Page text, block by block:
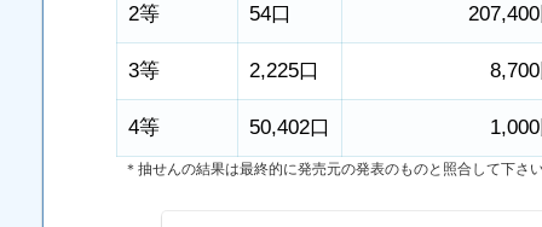
2等 54口
3等 2,225口
4等 50,402口
＊抽せんの結果は最終的に発売元の発表のものと照合して下さ